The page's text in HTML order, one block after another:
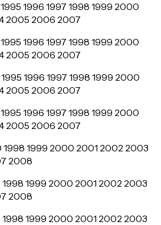
1996 1997 1998 1999 2000
2005 2006 2007
1996 1997 1998 1999 2000
2005 2006 2007
1996 1997 1998 1999 2000
2005 2006 2007
1996 1997 1998 1999 2000
2005 2006 2007
1998 1999 2000 2001 2002 2003
2008
1998 1999 2000 2001 2002 2003
2008
1998 1999 2000 2001 2002 2003